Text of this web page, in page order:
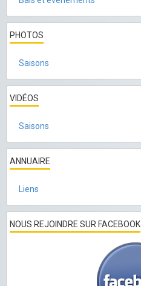
PHOTOS
Saisons
VIDÉOS
Saisons
ANNUAIRE
Liens
NOUS REJOINDRE SUR FACEBOOK